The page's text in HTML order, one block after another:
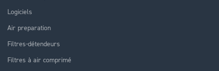
Logiciels
Air preparation
Filtres-détendeurs
Filtres à air comprimé